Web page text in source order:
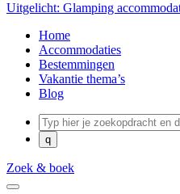
Uitgelicht: Glamping
Home
Accommodaties
Bestemmingen
Vakantie thema’s
Blog
Zoek & boek